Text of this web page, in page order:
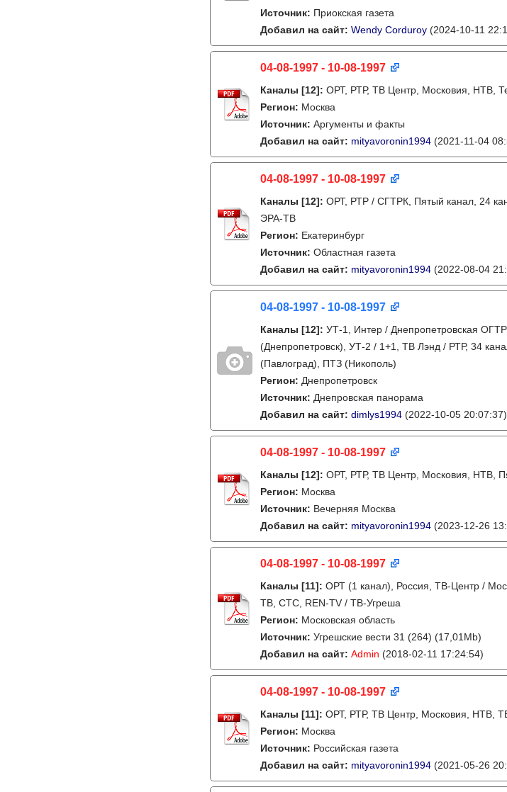
Источник: Приокская газета
Добавил на сайт: Wendy Corduroy (2024-10-11
04-08-1997 - 10-08-1997
Каналы [12]: ОРТ, РТР, ТВ Центр, Московия, НТВ,
Регион: Москва
Источник: Аргументы и факты
Добавил на сайт: mityavoronin1994 (2021-11-04
04-08-1997 - 10-08-1997
Каналы [12]: ОРТ, РТР / СГТРК, Пятый канал, 24
ЭРА-ТВ
Регион: Екатеринбург
Источник: Областная газета
Добавил на сайт: mityavoronin1994 (2022-08-04
04-08-1997 - 10-08-1997
Каналы [12]: УТ-1, Интер / Днепропетровская
(Днепропетровск), УТ-2 / 1+1, ТВ Лэнд / РТР, 34
(Павлоград), ПТЗ (Никополь)
Регион: Днепропетровск
Источник: Днепровская панорама
Добавил на сайт: dimlys1994 (2022-10-05 20:07:37)
04-08-1997 - 10-08-1997
Каналы [12]: ОРТ, РТР, ТВ Центр, Московия, НТВ,
Регион: Москва
Источник: Вечерняя Москва
Добавил на сайт: mityavoronin1994 (2023-12-26
04-08-1997 - 10-08-1997
Каналы [11]: ОРТ (1 канал), Россия, ТВ-Центр /
ТВ, СТС, REN-TV / ТВ-Угреша
Регион: Московская область
Источник: Угрешские вести 31 (264) (17,01Mb)
Добавил на сайт: Admin (2018-02-11 17:24:54)
04-08-1997 - 10-08-1997
Каналы [11]: ОРТ, РТР, ТВ Центр, Московия, НТВ,
Регион: Москва
Источник: Российская газета
Добавил на сайт: mityavoronin1994 (2021-05-26